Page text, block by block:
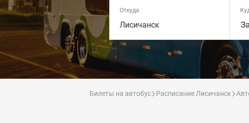
Откуда
Лисичанск
Билеты на автобус Расписание Лисичанск